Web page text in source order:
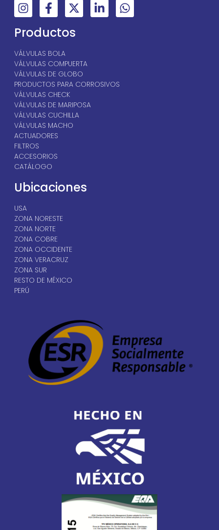
Productos
VÁLVULAS BOLA
VÁLVULAS COMPUERTA
VÁLVULAS DE GLOBO
PRODUCTOS PARA CORROSIVOS
VÁLVULAS CHECK
VÁLVULAS DE MARIPOSA
VÁLVULAS CUCHILLA
VÁLVULAS MACHO
ACTUADORES
FILTROS
ACCESORIOS
CATÁLOGO
Ubicaciones
USA
ZONA NORESTE
ZONA NORTE
ZONA COBRE
ZONA OCCIDENTE
ZONA VERACRUZ
ZONA SUR
RESTO DE MÉXICO
PERÚ